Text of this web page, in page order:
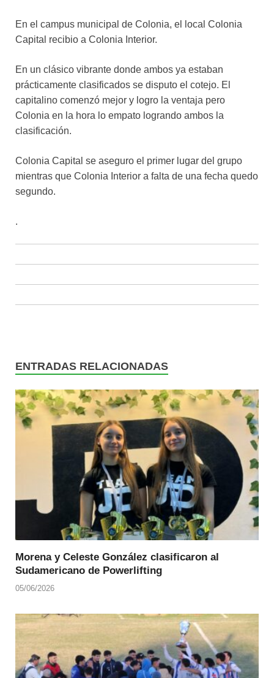
En el campus municipal de Colonia, el local Colonia
Capital recibio a Colonia Interior.
En un clásico vibrante donde ambos ya estaban
prácticamente clasificados se disputo el cotejo. El
capitalino comenzó mejor y logro la ventaja pero
Colonia en la hora lo empato logrando ambos la
clasificación.
Colonia Capital se aseguro el primer lugar del grupo
mientras que Colonia Interior a falta de una fecha quedo
segundo.
.
ENTRADAS RELACIONADAS
Morena y Celeste González clasificaron al
Sudamericano de Powerlifting
05/06/2026